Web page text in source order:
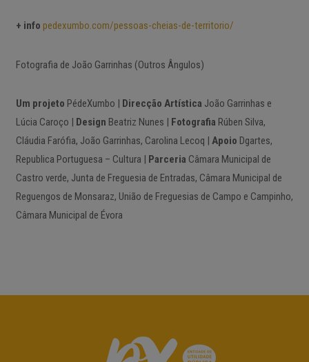
+ info pedexumbo.com/pessoas-cheias-de-territorio/
Fotografia de João Garrinhas (Outros Ângulos)
Um projeto PédeXumbo | Direcção Artística João Garrinhas e
Lúcia Caroço |
Design Beatriz Nunes | Fotografia Rúben Silva,
Cláudia Farófia, João Garrinhas, Carolina Lecoq | Apoio Dgartes,
Republica Portuguesa – Cultura |
Parceria Câmara Municipal de
Castro verde, Junta de Freguesia de Entradas, Câmara Municipal de
Reguengos de Monsaraz, União de Freguesias de Campo e Campinho,
Câmara Municipal de Évora